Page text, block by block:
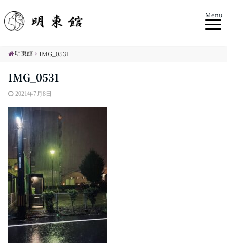
Menu
明東館 IMG_0531
IMG_0531
2021年7月8日